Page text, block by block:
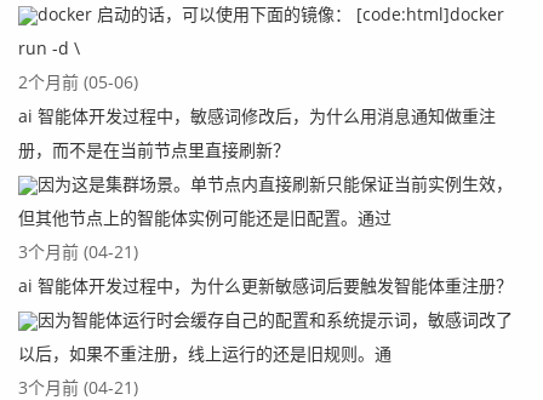
docker 启动的话，可以使用下面的镜像： [code:html]docker
run -d \
2个月前 (05-06)
ai 智能体开发过程中，敏感词修改后，为什么用消息通知做重注
册，而不是在当前节点里直接刷新？
因为这是集群场景。单节点内直接刷新只能保证当前实例生效，
但其他节点上的智能体实例可能还是旧配置。通过
3个月前 (04-21)
ai 智能体开发过程中，为什么更新敏感词后要触发智能体重注册？
因为智能体运行时会缓存自己的配置和系统提示词，敏感词改了
以后，如果不重注册，线上运行的还是旧规则。通
3个月前 (04-21)